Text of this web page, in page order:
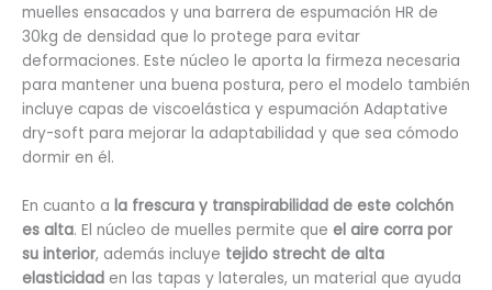
muelles ensacados y una barrera de espumación HR de
30kg de densidad que lo protege para evitar
deformaciones. Este núcleo le aporta la firmeza necesaria
para mantener una buena postura, pero el modelo también
incluye capas de viscoelástica y espumación Adaptative
dry-soft para mejorar la adaptabilidad y que sea cómodo
dormir en él.
En cuanto a la frescura y transpirabilidad de este colchón
es alta. El núcleo de muelles permite que el aire corra por
su interior, además incluye tejido strecht de alta
elasticidad en las tapas y laterales, un material que ayuda